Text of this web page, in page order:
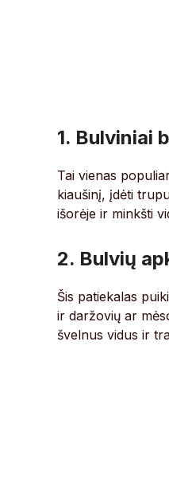
1. Bulviniai
Tai vienas
kiaušinį, įdėti
išorėje ir minkšti
2. Bulvių
Šis patiekalas
ir daržovių ar
švelnus vidus ir